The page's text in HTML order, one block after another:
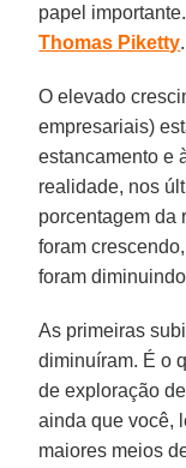
papel
Thomas Piketty.
O elevado
empresariais)
estancamento e
realidade, nos
porcentagem da
foram
foram
As primeiras
diminuíram. É o
de exploração
ainda que você,
maiores meios